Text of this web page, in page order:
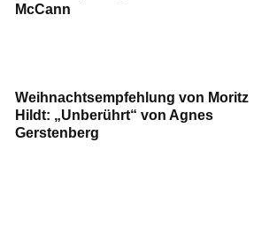
McCann
Weihnachtsempfehlung von Moritz
Hildt: „Unberührt“ von Agnes
Gerstenberg